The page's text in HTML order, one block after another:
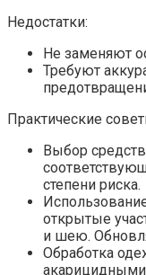
Недостатки:
Не заменяют
Требуют
Практические
Выбор
степени риска.
открытые
и шею.
Обработка